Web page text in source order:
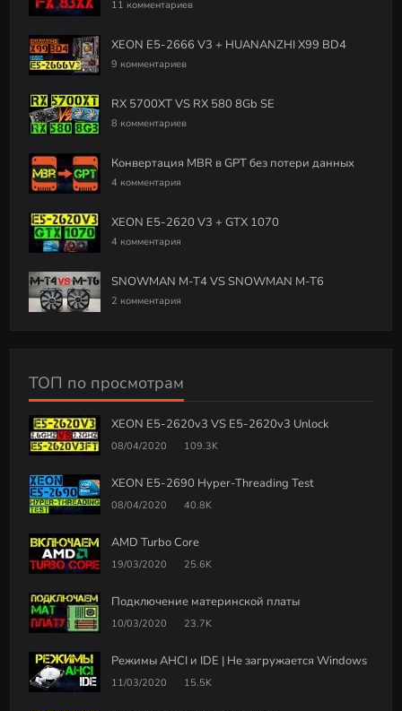
11 комментариев
XEON E5-2666 V3 + HUANANZHI X99 BD4
9 комментариев
RX 5700XT VS RX 580 8Gb SE
8 комментариев
Конвертация MBR в GPT без потери данных
4 комментария
XEON E5-2620 V3 + GTX 1070
4 комментария
SNOWMAN M-T4 VS SNOWMAN M-T6
2 комментария
ТОП по просмотрам
XEON E5-2620v3 VS E5-2620v3 Unlock
08/04/2020 109.3K
XEON E5-2690 Hyper-Threading Test
08/04/2020 40.8K
AMD Turbo Core
19/03/2020 25.6K
Подключение материнской платы
10/03/2020 23.7K
Режимы AHCI и IDE | Не загружается Windows
11/03/2020 15.5K